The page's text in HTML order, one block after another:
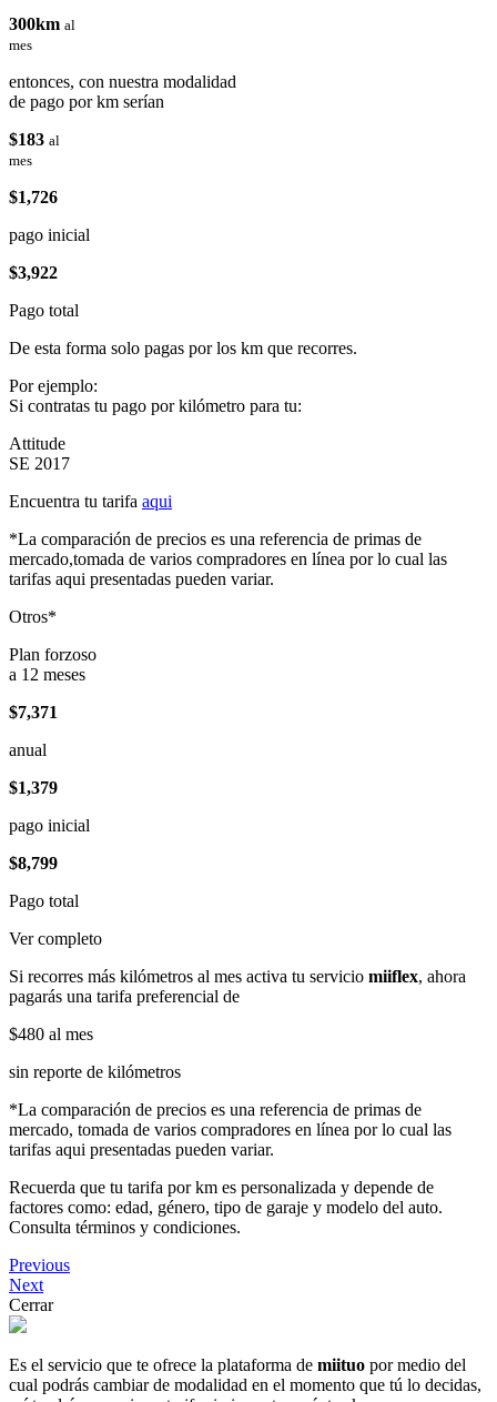
300km al
mes
entonces, con nuestra modalidad
de pago por km serían
$183 al
mes
$1,726
pago inicial
$3,922
Pago total
De esta forma solo pagas por los km que recorres.
Por ejemplo:
Si contratas tu pago por kilómetro para tu:
Attitude
SE 2017
Encuentra tu tarifa aqui
*La comparación de precios es una referencia de primas de
mercado,tomada de varios compradores en línea por lo cual las
tarifas aqui presentadas pueden variar.
Otros*
Plan forzoso
a 12 meses
$7,371
anual
$1,379
pago inicial
$8,799
Pago total
Ver completo
Si recorres más kilómetros al mes activa tu servicio miiflex, ahora
pagarás una tarifa preferencial de
$480 al mes
sin reporte de kilómetros
*La comparación de precios es una referencia de primas de
mercado, tomada de varios compradores en línea por lo cual las
tarifas aqui presentadas pueden variar.
Recuerda que tu tarifa por km es personalizada y depende de
factores como: edad, género, tipo de garaje y modelo del auto.
Consulta términos y condiciones.
Previous
Next
Cerrar
Es el servicio que te ofrece la plataforma de miituo por medio del
cual podrás cambiar de modalidad en el momento que tú lo decidas,